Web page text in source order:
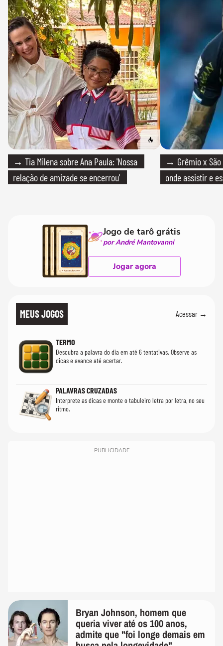
→ Tia Milena sobre Ana Paula: 'Nossa
relação de amizade se encerrou'
→ Grêmio x São
onde assistir e
Jogo de tarô grátis
por André Mantovanni
Jogar agora
MEUS JOGOS Acessar →
TERMO
Descubra a palavra do dia em até 6 tentativas. Observe as
dicas e avance até acertar.
PALAVRAS CRUZADAS
Interprete as dicas e monte o tabuleiro letra por letra, no seu
ritmo.
PUBLICIDADE
Bryan Johnson, homem que
queria viver até os 100 anos,
admite que "foi longe demais em